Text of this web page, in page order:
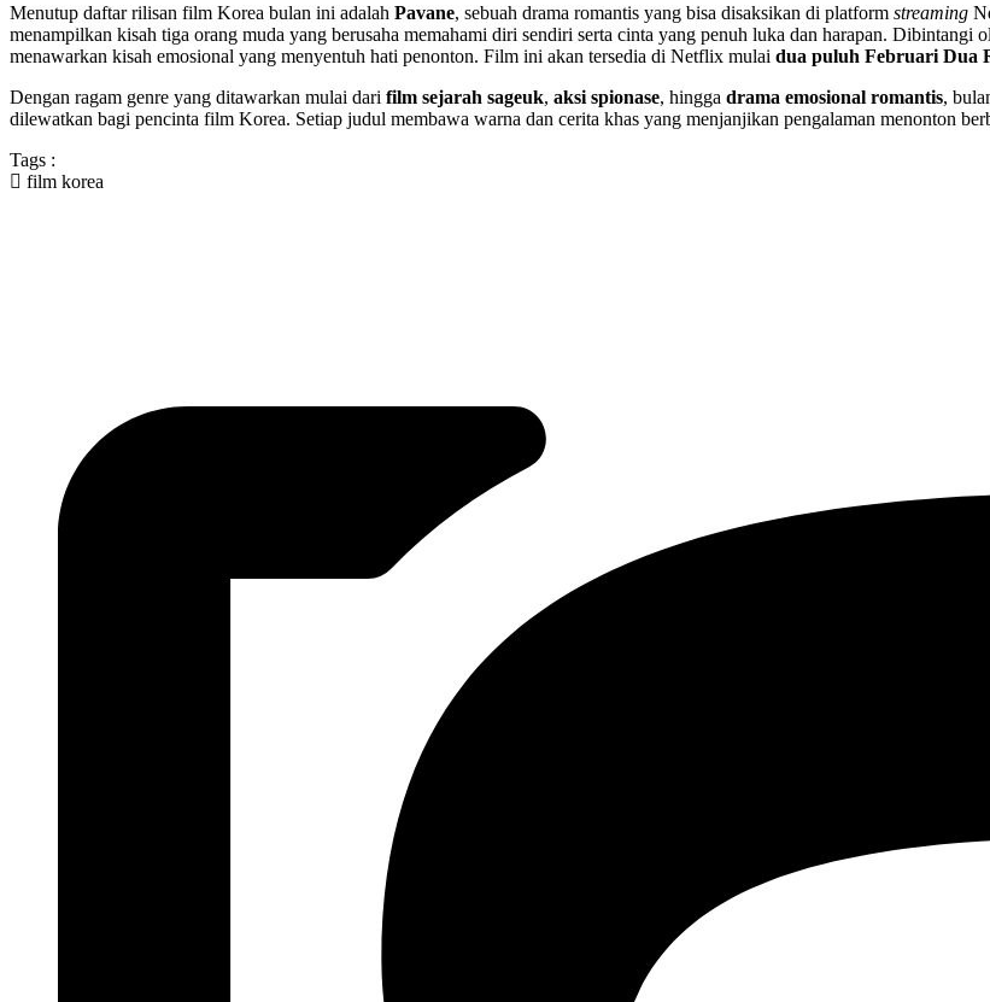
Menutup daftar rilisan film Korea bulan ini adalah Pavane, sebuah drama romantis yang bisa disaksikan di platform streaming
menampilkan kisah tiga orang muda yang berusaha memahami diri sendiri serta cinta yang penuh luka dan harapan. Dibintangi
menawarkan kisah emosional yang menyentuh hati penonton. Film ini akan tersedia di Netflix mulai dua puluh Februari Dua
Dengan ragam genre yang ditawarkan mulai dari film sejarah sageuk, aksi spionase, hingga drama emosional romantis,
dilewatkan bagi pencinta film Korea. Setiap judul membawa warna dan cerita khas yang menjanjikan pengalaman menonton
Tags :
film korea